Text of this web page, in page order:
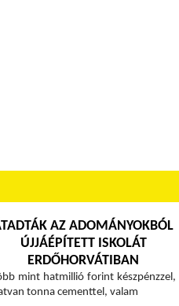
AZ ADOMÁNYOKBÓL
ÚJJÁÉPÍTETT ISKOLÁT
ERDŐHORVÁTIBAN
mint hatmillió forint készpénzzel,
tonna cementtel, valam